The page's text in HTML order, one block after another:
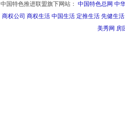
中国特色推进联盟旗下网站： 中国特色总网 中
商权公司 商权生活 中国生活 定推生活 先健生活
美秀网 房